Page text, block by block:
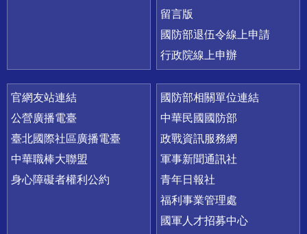
留言版
國防部退伍令線上申請
行政院線上申辦
官網友站連結
公營廣播電臺
臺北國際社區廣播電臺
中華職棒大聯盟
身心障礙者權利公約
國防部相關單位連結
中華民國國防部
政戰資訊服務網
軍事新聞通訊社
青年日報社
福利事業管理處
國軍人才招募中心